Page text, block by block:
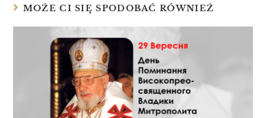
MOŻE CI SIĘ SPODOBAĆ RÓWNIEŻ